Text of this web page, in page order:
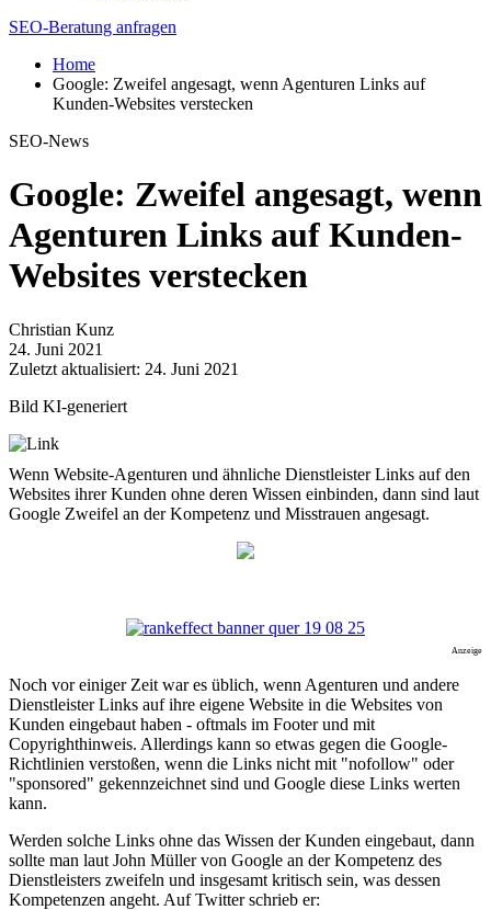
SEO-Beratung anfragen
Home
Google: Zweifel angesagt, wenn Agenturen Links auf
Kunden-Websites verstecken
SEO-News
Google: Zweifel angesagt, wenn
Agenturen Links auf Kunden-
Websites verstecken
Christian Kunz
24. Juni 2021
Zuletzt aktualisiert: 24. Juni 2021
Bild KI-generiert
Wenn Website-Agenturen und ähnliche Dienstleister Links auf den
Websites ihrer Kunden ohne deren Wissen einbinden, dann sind laut
Google Zweifel an der Kompetenz und Misstrauen angesagt.
Anzeige
Noch vor einiger Zeit war es üblich, wenn Agenturen und andere
Dienstleister Links auf ihre eigene Website in die Websites von
Kunden eingebaut haben - oftmals im Footer und mit
Copyrighthinweis. Allerdings kann so etwas gegen die Google-
Richtlinien verstoßen, wenn die Links nicht mit "nofollow" oder
"sponsored" gekennzeichnet sind und Google diese Links werten
kann.
Werden solche Links ohne das Wissen der Kunden eingebaut, dann
sollte man laut John Müller von Google an der Kompetenz des
Dienstleisters zweifeln und insgesamt kritisch sein, was dessen
Kompetenzen angeht. Auf Twitter schrieb er: